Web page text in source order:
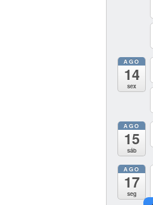
AGO
14
sex
AGO
15
sáb
AGO
17
seg